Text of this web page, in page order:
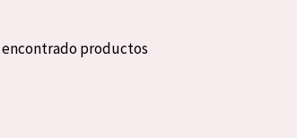
encontrado productos